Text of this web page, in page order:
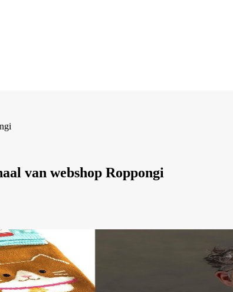
van webshop Roppongi